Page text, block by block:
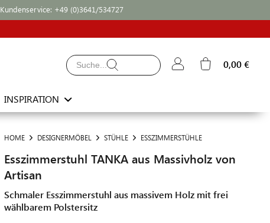
Kundenservice: +49 (0)3641/534727
0,00 €
INSPIRATION
HOME DESIGNERMÖBEL STÜHLE ESSZIMMERSTÜHLE
Esszimmerstuhl TANKA aus Massivholz von
Artisan
Schmaler Esszimmerstuhl aus massivem Holz mit frei
wählbarem Polstersitz